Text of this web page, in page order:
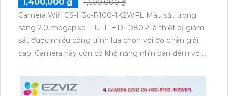
1,600,000 ₫
Camera Wifi CS-H3c-R100-1K2WFL Màu sắt trong
sáng 2.0 megapixel FULL HD 1080P là thiết bị giám
sát được nhiều công trình lựa chọn với độ phân giải
cao. Camera này còn có khả năng nhìn ban đêm với
thiếu sáng. Thiết kế của camera này với thân kim loại
chống bụi tinh tế và được tích hợp công nghệ IP